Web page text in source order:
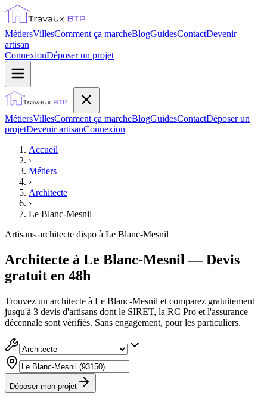
MétiersVillesComment ça marcheBlogGuidesContactDevenir
artisan
ConnexionDéposer un projet
MétiersVillesComment ça marcheBlogGuidesContactDéposer un
projetDevenir artisanConnexion
Accueil
›
Métiers
›
Architecte
›
Le Blanc-Mesnil
Artisans architecte dispo à Le Blanc-Mesnil
Architecte à Le Blanc-Mesnil — Devis
gratuit en 48h
Trouvez un architecte à Le Blanc-Mesnil et comparez gratuitement
jusqu'à 3 devis d'artisans dont le SIRET, la RC Pro et l'assurance
décennale sont vérifiés. Sans engagement, pour les particuliers.
Déposer mon projet